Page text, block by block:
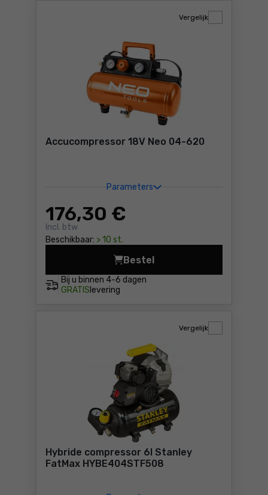
Accucompressor 18V Neo 04-620
Parameters
176,30 €
Incl. btw
Beschikbaar: > 10 st.
Vergelijk
Bij u binnen 4-6 dagen
GRATIS levering
Bestel
Accucompressor 18V Neo
Hybride compressor 6l Stanley
FatMax HYBE404STF508
Vergelijk